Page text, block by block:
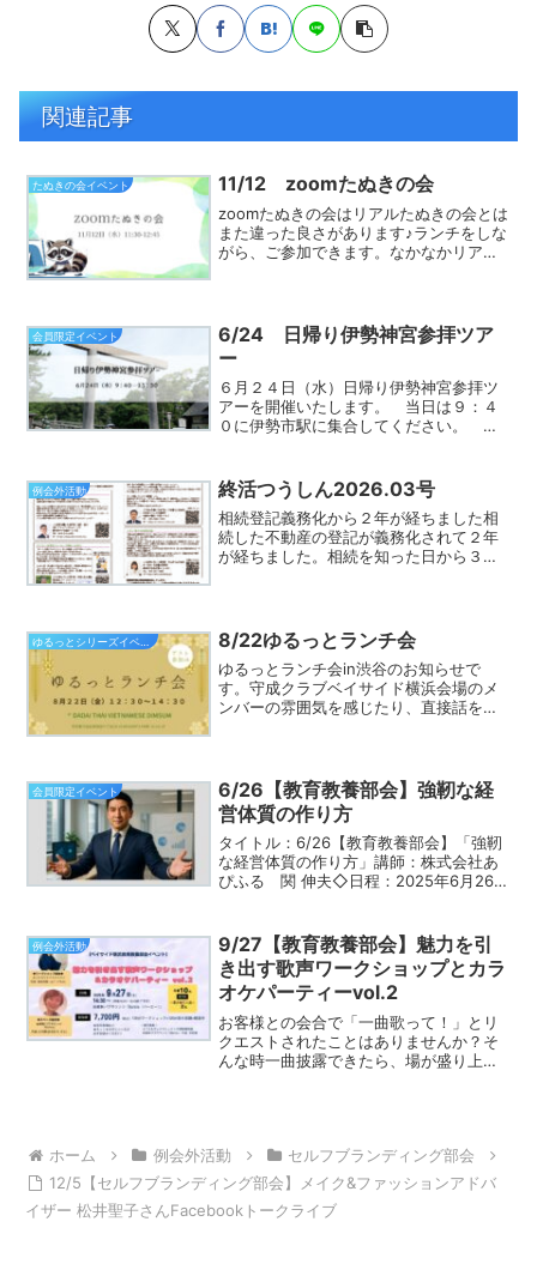
関連記事
たぬきの会イベント 11/12 zoomたぬきの会
zoomたぬきの会はリアルたぬきの会とは
また違った良さがあります♪ランチをしな
がら、ご参加できます。なかなかリアル
と間違いなしです...
会員限定イベント
6/24 日帰り伊勢神宮参拝ツア
ー
６月２４日（水）日帰り伊勢神宮参拝ツ
アーを開催いたします。 当日は９：４
０に伊勢市駅に集合してください。 前
ように各自で手配をお願いいたしま
す。 伊勢神宮は四日市会場の...
例会外活動 終活つうしん2026.03号
相続登記義務化から２年が経ちました相
続した不動産の登記が義務化されて２年
が経ちました。相続を知った日から３年
っています。 先日、ご...
8/22ゆるっとランチ会
ゆるっとランチ会in渋谷のお知らせで
す。守成クラブベイサイド横浜会場のメ
ンバーの雰囲気を感じたり、直接話を聞
一緒にアジアンフードを楽...
会員限定イベント
6/26【教育教養部会】強靭な経
営体質の作り方
タイトル：6/26【教育教養部会】「強靭
な経営体質の作り方」講師：株式会社あ
ぴふる 関 伸夫◇日程：2025年6月26日
ライン（zoom）◇申込方法：フェイス
ブ...
例会外活動
9/27【教育教養部会】魅力を引
き出す歌声ワークショップとカラ
オケパーティーvol.2
お客様との会合で「一曲歌って！」とリ
クエストされたことはありませんか？そ
んな時一曲披露できたら、場が盛り上が
ホーム
例会外活動
セルフブランディング部会
12/5【セルフブランディング部会】メイク&ファッションアドバ
イザー 松井聖子さんFacebookトークライブ